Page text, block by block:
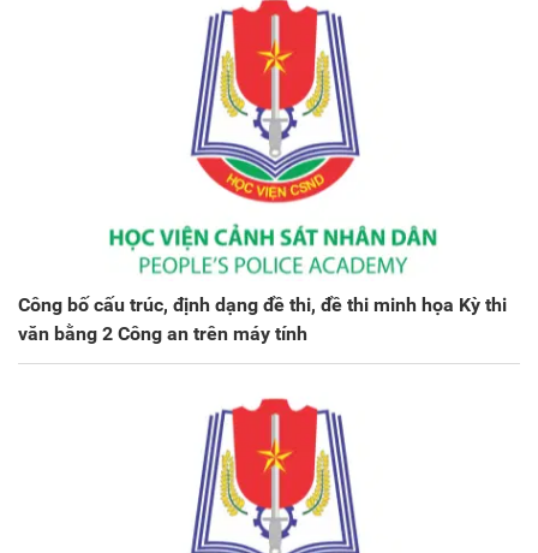
Công bố cấu trúc, định dạng đề thi, đề thi minh họa Kỳ thi
văn bằng 2 Công an trên máy tính